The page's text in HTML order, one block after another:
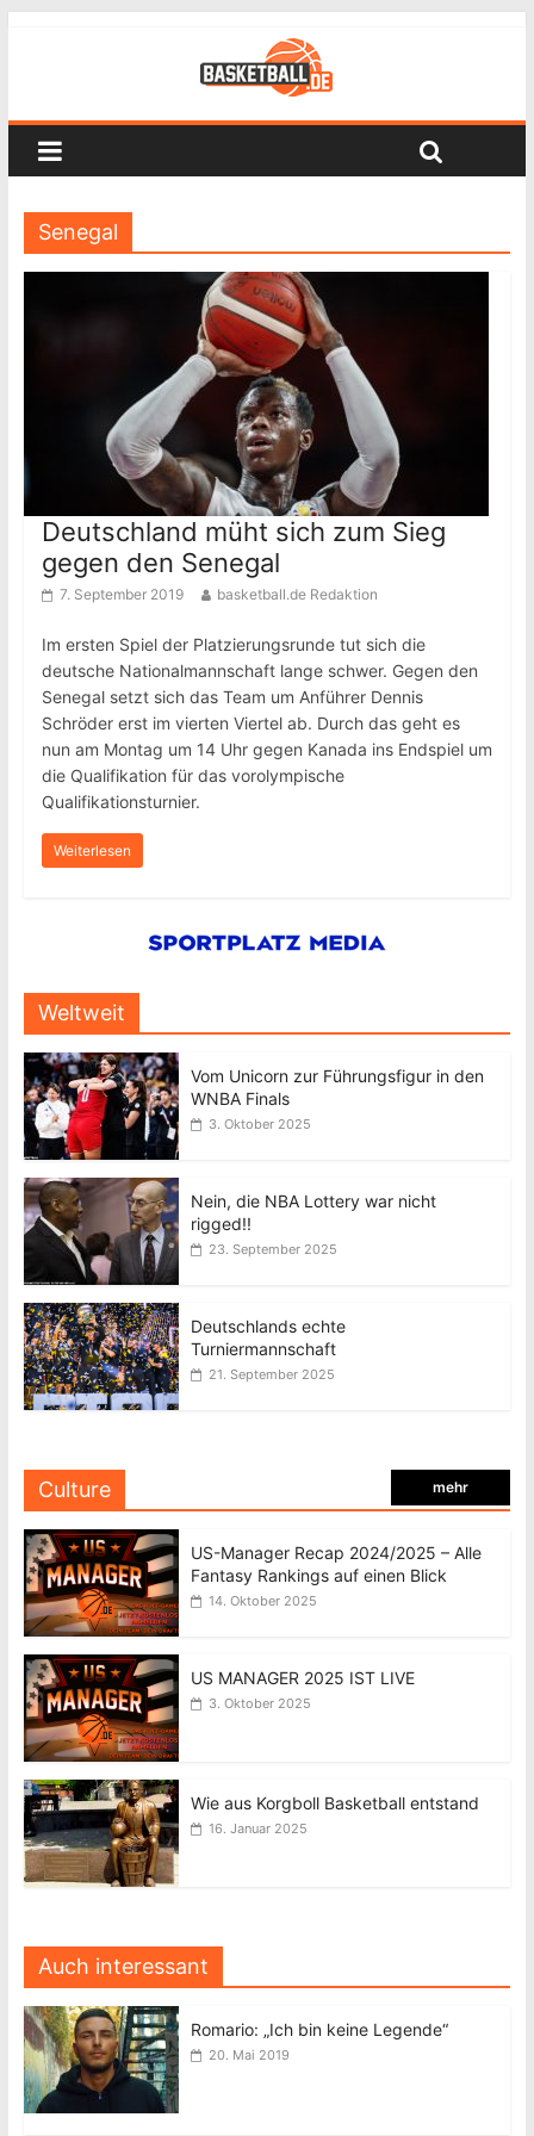
Senegal
Deutschland müht sich zum Sieg
gegen den Senegal
7. September 2019 basketball.de Redaktion
Im ersten Spiel der Platzierungsrunde tut sich die
deutsche Nationalmannschaft lange schwer. Gegen den
Senegal setzt sich das Team um Anführer Dennis
Schröder erst im vierten Viertel ab. Durch das geht es
nun am Montag um 14 Uhr gegen Kanada ins Endspiel um
die Qualifikation für das vorolympische
Qualifikationsturnier.
Weiterlesen
Weltweit
Vom Unicorn zur Führungsfigur in den
WNBA Finals
3. Oktober 2025
Nein, die NBA Lottery war nicht
rigged!!
23. September 2025
Deutschlands echte
Turniermannschaft
21. September 2025
Culture mehr
US-Manager Recap 2024/2025 – Alle
Fantasy Rankings auf einen Blick
14. Oktober 2025
US MANAGER 2025 IST LIVE
3. Oktober 2025
Wie aus Korgboll Basketball entstand
16. Januar 2025
Auch interessant
Romario: „Ich bin keine Legende“
20. Mai 2019